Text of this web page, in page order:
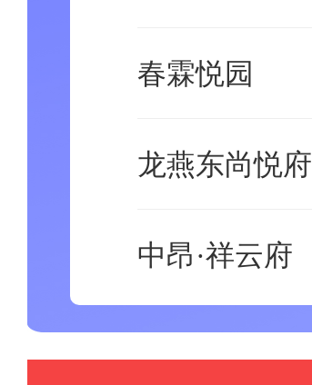
春霖悦园
龙燕东尚悦府
中昂·祥云府